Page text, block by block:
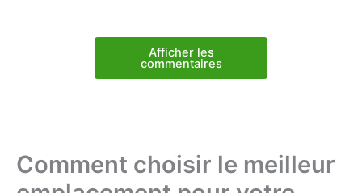
Afficher les
commentaires
Comment choisir le meilleur